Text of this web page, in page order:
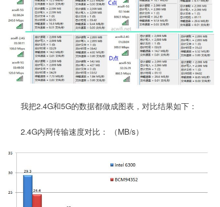
我把2.4G和5G的数据都做成图表，对比结果如下：
2.4G内网传输速度对比： （MB/s）